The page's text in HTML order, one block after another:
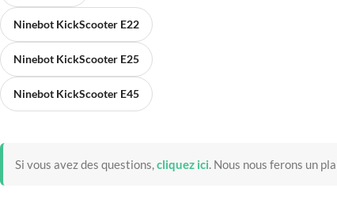
Ninebot KickScooter E22
Ninebot KickScooter E25
Ninebot KickScooter E45
Si vous avez des questions,cliquez ici. Nous nous ferons un